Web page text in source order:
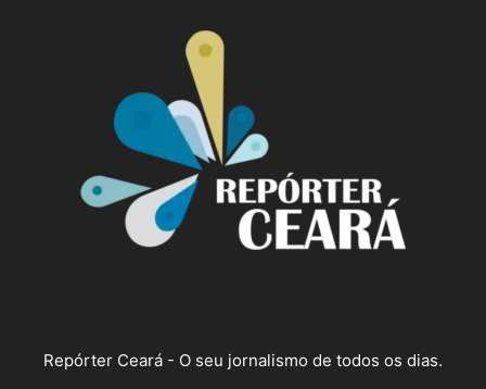
Repórter Ceará - O seu jornalismo de todos os dias.